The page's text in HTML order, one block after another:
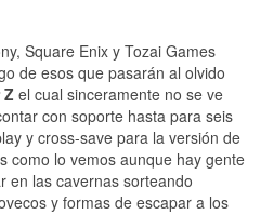
Square Enix y Tozai Games
de esos que pasarán al olvido
el cual sinceramente no se ve
con soporte hasta para seis
y cross-save para la versión de
como lo vemos aunque hay gente
en las cavernas sorteando
y formas de escapar a los